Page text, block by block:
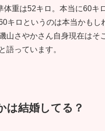
体重は52キロ。本当に60キ
キロというのは本当かも
山さやかさん自身現在は
語っています。
は結婚してる？